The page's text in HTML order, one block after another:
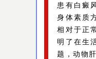
患有白癜
身体素质
相对于正
明了在生
题，动物